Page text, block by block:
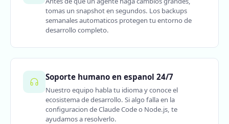
tomas un snapshot en segundos. Los backups
semanales automaticos protegen tu entorno de
desarrollo completo.
Soporte humano en espanol 24/7
Nuestro equipo habla tu idioma y conoce el
ecosistema de desarrollo. Si algo falla en la
configuracion de Claude Code o Node.js, te
ayudamos a resolverlo.